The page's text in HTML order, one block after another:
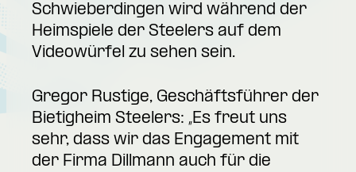
Schwieberdingen wird während der
Heimspiele der Steelers auf dem
Videowürfel zu sehen sein.
Gregor Rustige, Geschäftsführer der
Bietigheim Steelers: „Es freut uns
sehr, dass wir das Engagement mit
der Firma Dillmann auch für die